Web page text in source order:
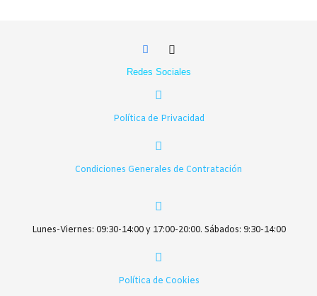
opciones
en
de
Redes Sociales
Política de Privacidad
Condiciones Generales de Contratación
Lunes-Viernes: 09:30-14:00 y 17:00-20:00. Sábados: 9:30-14:00
Política de Cookies